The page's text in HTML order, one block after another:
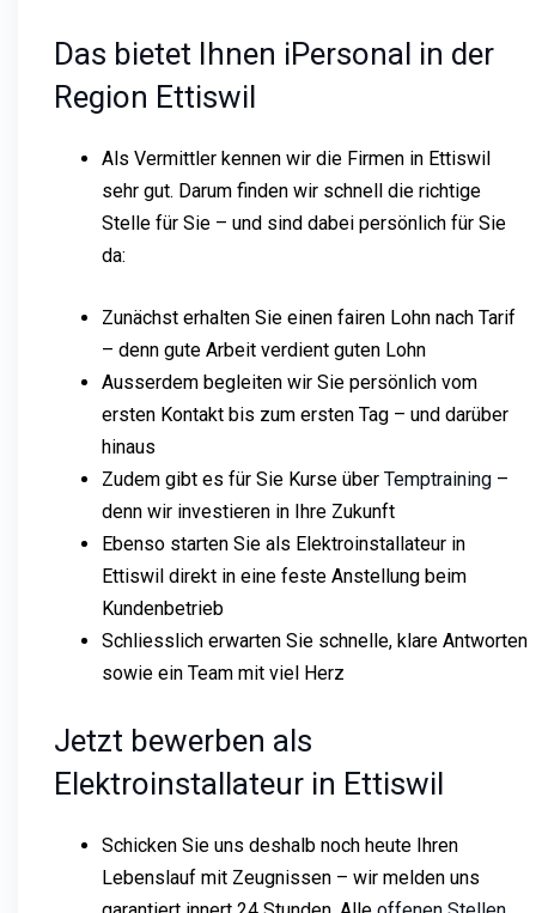
Das bietet Ihnen iPersonal in der
Region Ettiswil
Als Vermittler kennen wir die Firmen in Ettiswil
sehr gut. Darum finden wir schnell die richtige
Stelle für Sie – und sind dabei persönlich für Sie
da:
Zunächst erhalten Sie einen fairen Lohn nach Tarif
– denn gute Arbeit verdient guten Lohn
Ausserdem begleiten wir Sie persönlich vom
ersten Kontakt bis zum ersten Tag – und darüber
hinaus
Zudem gibt es für Sie Kurse über Temptraining –
denn wir investieren in Ihre Zukunft
Ebenso starten Sie als Elektroinstallateur in
Ettiswil direkt in eine feste Anstellung beim
Kundenbetrieb
Schliesslich erwarten Sie schnelle, klare Antworten
sowie ein Team mit viel Herz
Jetzt bewerben als
Elektroinstallateur in Ettiswil
Schicken Sie uns deshalb noch heute Ihren
Lebenslauf mit Zeugnissen – wir melden uns